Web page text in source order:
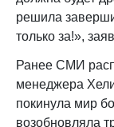
решила
только за!»,
Ранее СМИ
менеджера
покинула мир
возобновляла